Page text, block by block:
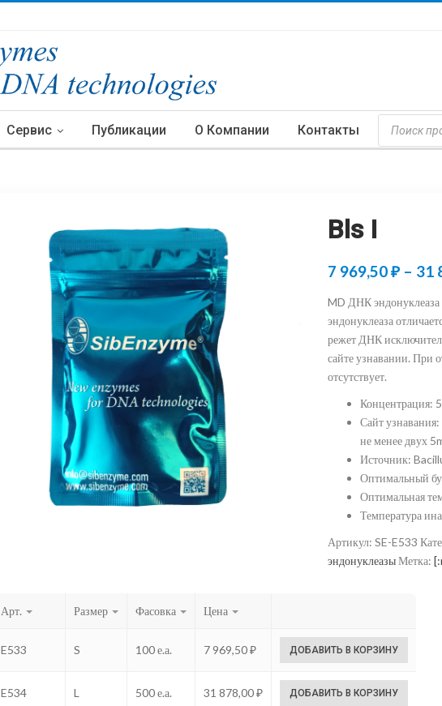
Сервис Публикации О Компании Контакты
Поиск
Товаров
Bls I
7 969,50₽ – 31
MD ДНК
эндонуклеаза
режет ДНК
сайте узнавании. При
отсутствует.
Концентрация:
Сайт узнавания:
не менее двух
Источник:
Оптимальный
Оптимальная
Температура
Артикул:SE-E533
эндонуклеазыМетка:
Арт. Размер Фасовка Цена
E533 S 100 е.а. 7 969,50₽ ДОБАВИТЬ В КОРЗИНУ
E534 L 500 е.а. 31 878,00₽ ДОБАВИТЬ В КОРЗИНУ